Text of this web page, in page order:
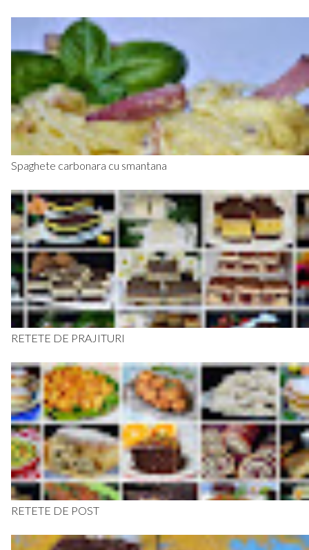
Spaghete carbonara cu smantana
RETETE DE PRAJITURI
RETETE DE POST